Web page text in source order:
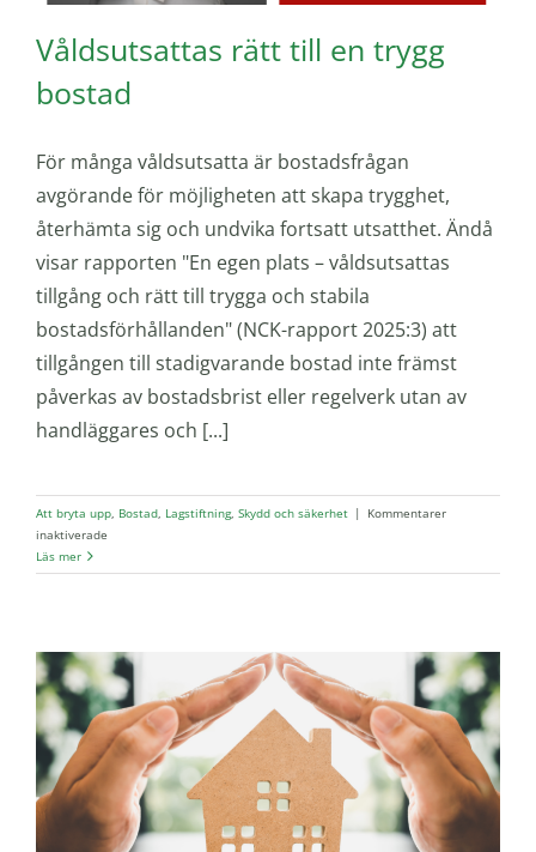
Våldsutsattas rätt till en trygg
bostad
För många våldsutsatta är bostadsfrågan
avgörande för möjligheten att skapa trygghet,
återhämta sig och undvika fortsatt utsatthet. Ändå
visar rapporten "En egen plats – våldsutsattas
tillgång och rätt till trygga och stabila
bostadsförhållanden" (NCK-rapport 2025:3) att
tillgången till stadigvarande bostad inte främst
påverkas av bostadsbrist eller regelverk utan av
handläggares och [...]
Att bryta upp, Bostad, Lagstiftning, Skydd och säkerhet |
Kommentarer
inaktiverade
rätt
bostad
Läs mer